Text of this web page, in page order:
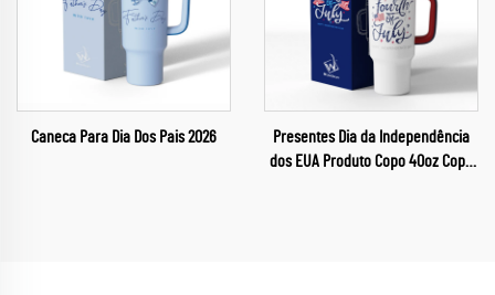
Caneca Para Dia Dos Pais 2026
Presentes Dia da Independência
dos EUA Produto Copo 40oz Copo